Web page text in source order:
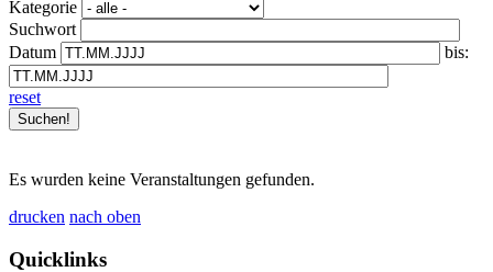
Kategorie
Suchwort
Datum
bis:
reset
Es wurden keine Veranstaltungen gefunden.
drucken nach oben
Quicklinks